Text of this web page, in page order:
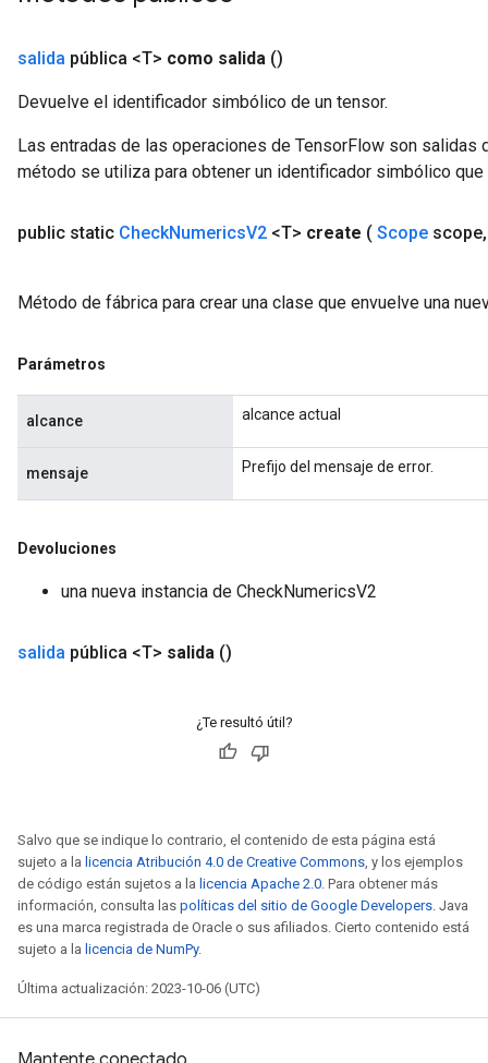
salida pública <T> como salida ()
Devuelve el identificador simbólico de un tensor.
Las entradas de las operaciones de TensorFlow son salidas
método se utiliza para obtener un identificador simbólico
public static CheckNumericsV2 <T> create ( Scope scope,
Método de fábrica para crear una clase que envuelve una
Parámetros
alcance alcance actual
mensaje Prefijo del mensaje de error.
Devoluciones
una nueva instancia de CheckNumericsV2
salida pública <T> salida ()
¿Te resultó útil?
Salvo que se indique lo contrario, el contenido de esta página está
sujeto a la licencia Atribución 4.0 de Creative Commons, y los ejemplos
de código están sujetos a la licencia Apache 2.0. Para obtener más
información, consulta las políticas del sitio de Google Developers. Java
es una marca registrada de Oracle o sus afiliados. Cierto contenido está
sujeto a la licencia de NumPy.
Última actualización: 2023-10-06 (UTC)